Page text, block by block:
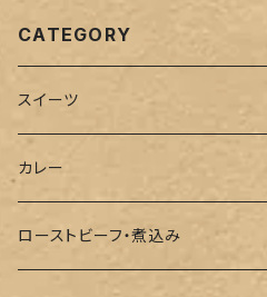
CATEGORY
スイーツ
セット
単品
カレー
ローストビーフ・煮込み